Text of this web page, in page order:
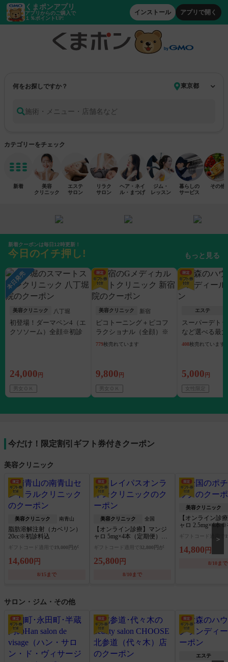
くまポンアプリ
アプリからのご購入で
１％ポイントUP!
インストール アプリで開く
何をお探しですか？
施術・メニュー・店舗名など
カテゴリーをチェック
新着
美容
クリニック
エステ
サロン
リラク
サロン
ヘア・ネイ
ル・まつげ
ジム・
レッスン
暮らしの
サービス
その他
新着クーポンは毎日12時更新！
今日のイチ押し! もっと見る
本日発売
美容クリニック 八丁堀
初登場！ダーマペン4（エ
クソソーム）全顔※初診
24,000 円
男女ＯＫ
美容クリニック 新宿
ピコトーニング＋ピコフ
ラクショナル（全顔）※
初診料込
779枚売れています
9,800 円
男女ＯＫ
エステ
スーパーデト
など選べる最
枚可
408枚売れています
5,000 円
女性限定
今だけ！限定割引ギフト券付きクーポン
美容クリニック
＞
美容クリニック 南青山
脂肪溶解注射（カベリン）
20cc※初診料込
ギフトコード適用で 19,000円が
14,600 円
8/15まで
美容クリニック 全国
【オンライン診療】マンジ
ャロ 5mg×4本（定期便）※
送料・アルコール綿・診察
料込
ギフトコード適用で 32,800円が
25,800 円
8/10まで
美容クリニック
【オンライン診
ャロ 2.5mg×4本
ギフトコード適用で
14,800 円
8/10まで
サロン・ジム・その他
エステ